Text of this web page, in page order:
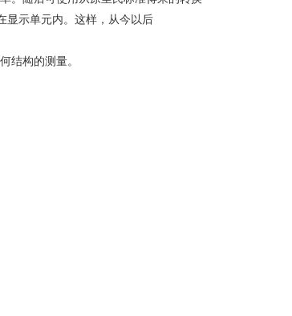
显示单元内。这样，从今以后
结构的测量。